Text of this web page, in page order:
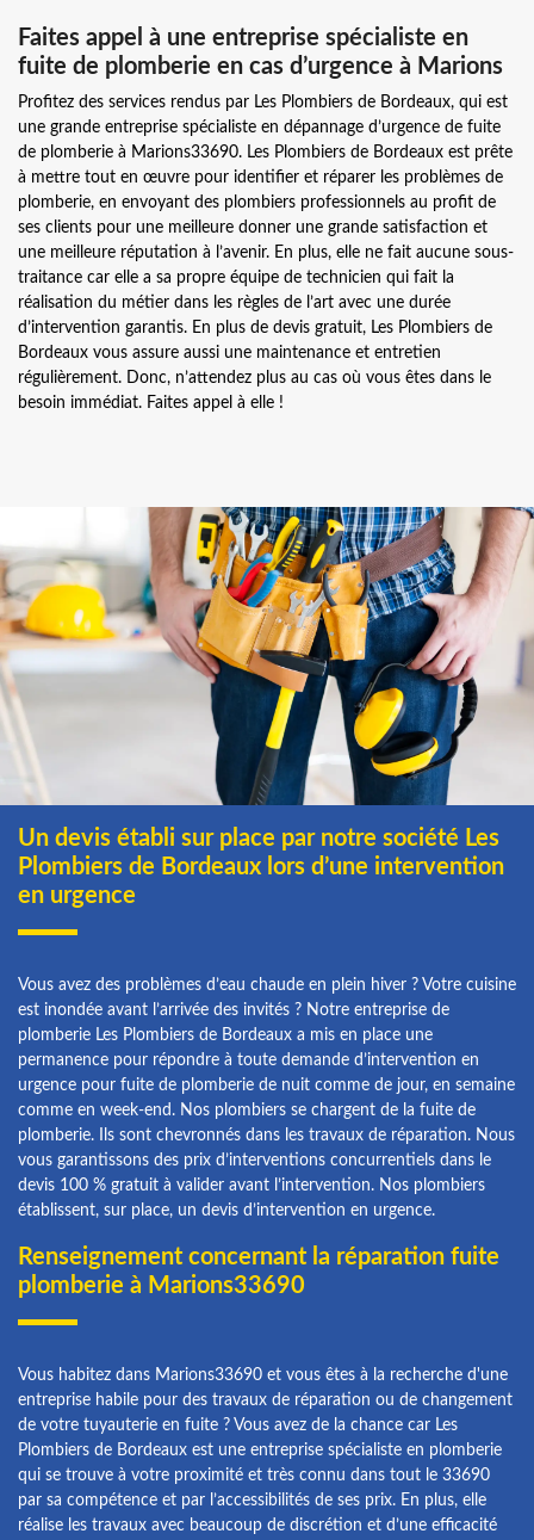
Faites appel à une entreprise spécialiste en
fuite de plomberie en cas d’urgence à Marions
Profitez des services rendus par Les Plombiers de Bordeaux, qui est
une grande entreprise spécialiste en dépannage d’urgence de fuite
de plomberie à Marions33690. Les Plombiers de Bordeaux est prête
à mettre tout en œuvre pour identifier et réparer les problèmes de
plomberie, en envoyant des plombiers professionnels au profit de
ses clients pour une meilleure donner une grande satisfaction et
une meilleure réputation à l’avenir. En plus, elle ne fait aucune sous-
traitance car elle a sa propre équipe de technicien qui fait la
réalisation du métier dans les règles de l’art avec une durée
d’intervention garantis. En plus de devis gratuit, Les Plombiers de
Bordeaux vous assure aussi une maintenance et entretien
régulièrement. Donc, n’attendez plus au cas où vous êtes dans le
besoin immédiat. Faites appel à elle !
Un devis établi sur place par notre société Les
Plombiers de Bordeaux lors d’une intervention
en urgence
Vous avez des problèmes d’eau chaude en plein hiver ? Votre cuisine
est inondée avant l’arrivée des invités ? Notre entreprise de
plomberie Les Plombiers de Bordeaux a mis en place une
permanence pour répondre à toute demande d’intervention en
urgence pour fuite de plomberie de nuit comme de jour, en semaine
comme en week-end. Nos plombiers se chargent de la fuite de
plomberie. Ils sont chevronnés dans les travaux de réparation. Nous
vous garantissons des prix d’interventions concurrentiels dans le
devis 100 % gratuit à valider avant l’intervention. Nos plombiers
établissent, sur place, un devis d’intervention en urgence.
Renseignement concernant la réparation fuite
plomberie à Marions33690
Vous habitez dans Marions33690 et vous êtes à la recherche d'une
entreprise habile pour des travaux de réparation ou de changement
de votre tuyauterie en fuite ? Vous avez de la chance car Les
Plombiers de Bordeaux est une entreprise spécialiste en plomberie
qui se trouve à votre proximité et très connu dans tout le 33690
par sa compétence et par l’accessibilités de ses prix. En plus, elle
réalise les travaux avec beaucoup de discrétion et d’une efficacité